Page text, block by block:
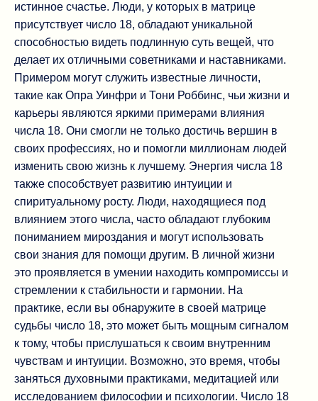
истинное счастье. Люди, у которых в матрице
присутствует число 18, обладают уникальной
способностью видеть подлинную суть вещей, что
делает их отличными советниками и наставниками.
Примером могут служить известные личности,
такие как Опра Уинфри и Тони Роббинс, чьи жизни и
карьеры являются яркими примерами влияния
числа 18. Они смогли не только достичь вершин в
своих профессиях, но и помогли миллионам людей
изменить свою жизнь к лучшему. Энергия числа 18
также способствует развитию интуиции и
спиритуальному росту. Люди, находящиеся под
влиянием этого числа, часто обладают глубоким
пониманием мироздания и могут использовать
свои знания для помощи другим. В личной жизни
это проявляется в умении находить компромиссы и
стремлении к стабильности и гармонии. На
практике, если вы обнаружите в своей матрице
судьбы число 18, это может быть мощным сигналом
к тому, чтобы прислушаться к своим внутренним
чувствам и интуиции. Возможно, это время, чтобы
заняться духовными практиками, медитацией или
исследованием философии и психологии. Число 18